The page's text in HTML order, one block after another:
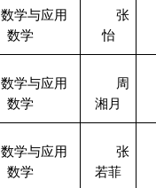
数学与应用
数学
张
怡
数学与应用
数学
周
湘月
数学与应用
数学
张
若菲